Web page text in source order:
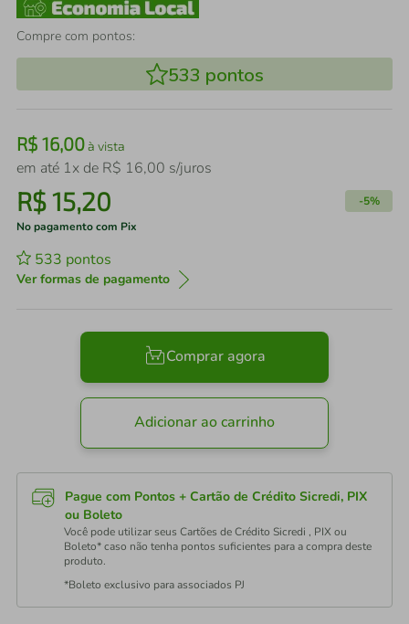
Compre com pontos:
533 pontos
R$ 16,00à vista
em até 1x de R$ 16,00 s/juros
R$15,20 -5%
No pagamento com Pix
533 pontos
Ver formas de pagamento
Comprar agora
Adicionar ao carrinho
Pague com Pontos + Cartão de Crédito Sicredi, PIX
ou Boleto
Você pode utilizar seus Cartões de Crédito Sicredi , PIX ou
Boleto* caso não tenha pontos suficientes para a compra deste
produto.
*Boleto exclusivo para associados PJ